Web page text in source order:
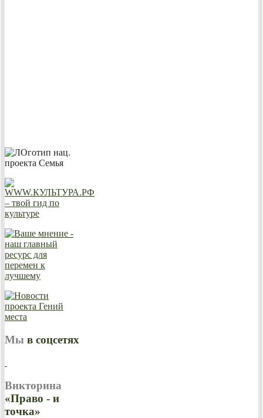
Мы в соцсетях
Викторина
«Право - и
точка»